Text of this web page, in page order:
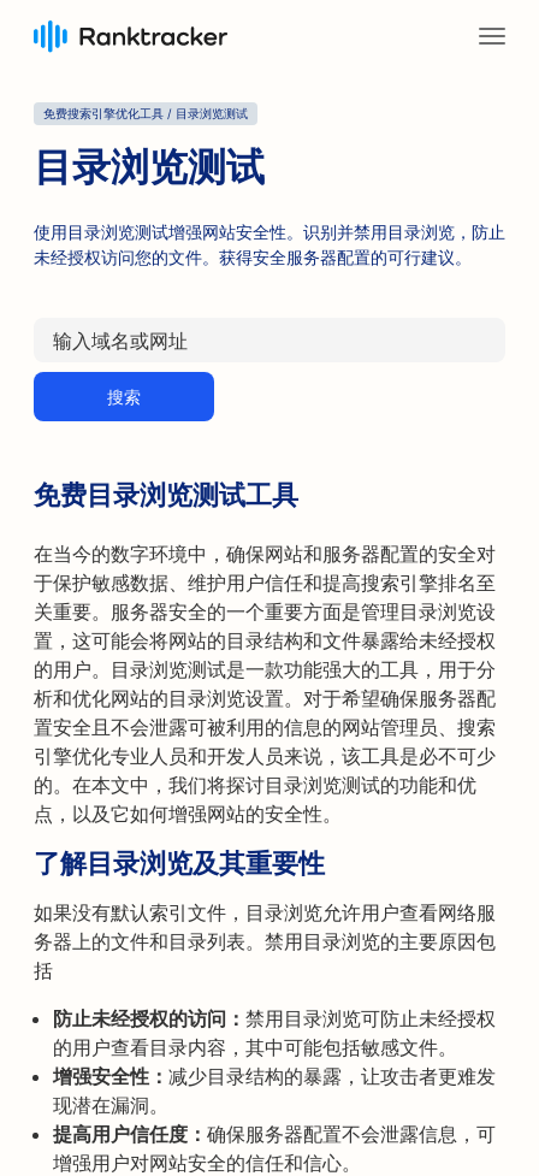
免费搜索引擎优化工具 / 目录浏览测试
目录浏览测试
使用目录浏览测试增强网站安全性。识别并禁用目录浏览，防止
未经授权访问您的文件。获得安全服务器配置的可行建议。
搜索
免费目录浏览测试工具
在当今的数字环境中，确保网站和服务器配置的安全对
于保护敏感数据、维护用户信任和提高搜索引擎排名至
关重要。服务器安全的一个重要方面是管理目录浏览设
置，这可能会将网站的目录结构和文件暴露给未经授权
的用户。目录浏览测试是一款功能强大的工具，用于分
析和优化网站的目录浏览设置。对于希望确保服务器配
置安全且不会泄露可被利用的信息的网站管理员、搜索
引擎优化专业人员和开发人员来说，该工具是必不可少
的。在本文中，我们将探讨目录浏览测试的功能和优
点，以及它如何增强网站的安全性。
了解目录浏览及其重要性
如果没有默认索引文件，目录浏览允许用户查看网络服
务器上的文件和目录列表。禁用目录浏览的主要原因包
括
防止未经授权的访问： 禁用目录浏览可防止未经授权
的用户查看目录内容，其中可能包括敏感文件。
增强安全性： 减少目录结构的暴露，让攻击者更难发
现潜在漏洞。
提高用户信任度： 确保服务器配置不会泄露信息，可
增强用户对网站安全的信任和信心。